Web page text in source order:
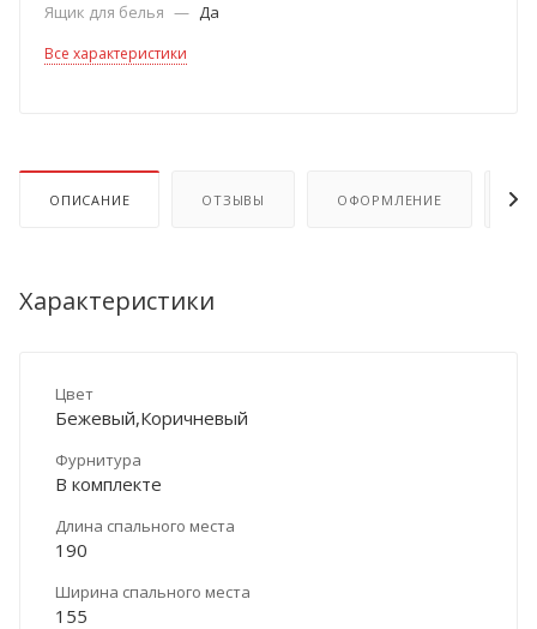
Ящик для белья — Да
Все характеристики
ОПИСАНИЕ ОТЗЫВЫ ОФОРМЛЕНИЕ
Характеристики
Цвет
Бежевый,Коричневый
Фурнитура
В комплекте
Длина спального места
190
Ширина спального места
155